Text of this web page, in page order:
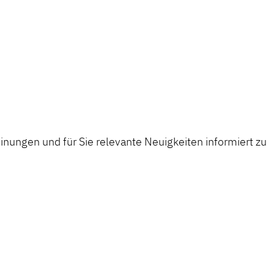
und für Sie relevante Neuigkeiten informiert zu